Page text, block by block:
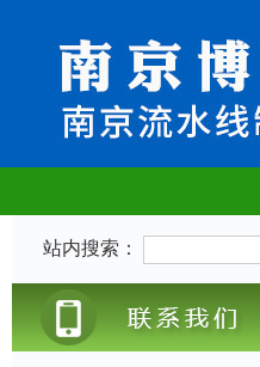
站内搜索：